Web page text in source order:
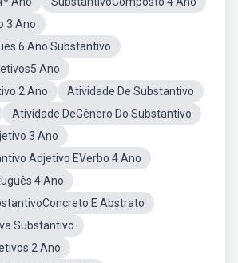
3 Ano
6 Ano Substantivo
Ano
2 Ano
Atividade De Substantivo
Atividade DeGênero Do Substantivo
3 Ano
Adjetivo EVerbo 4 Ano
4 Ano
E Abstrato
Substantivo
2 Ano